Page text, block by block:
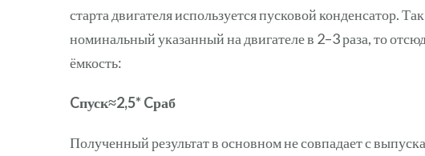
старта двигателя используется пусковой конденсатор.
номинальный указанный на двигателе в 2–3 раза, то
ёмкость:
Cпуск≈2,5* Cраб
Полученный результат в основном не совпадает с